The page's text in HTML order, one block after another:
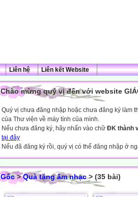
Liên hệ Liên kết Website
Chào mừng quý vị đến với website
Quý vị chưa đăng nhập hoặc chưa đăng ký làm
của Thư viện về máy tính của mình.
Nếu chưa đăng ký, hãy nhấn vào chữ ĐK thành
tại đây
Nếu đã đăng ký rồi, quý vị có thể đăng nhập ở
Gốc>Quà tặng âm nhạc> (35 bài)